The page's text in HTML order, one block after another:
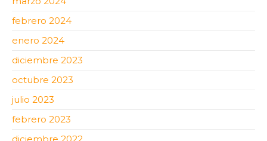
febrero 2024
enero 2024
diciembre 2023
octubre 2023
julio 2023
febrero 2023